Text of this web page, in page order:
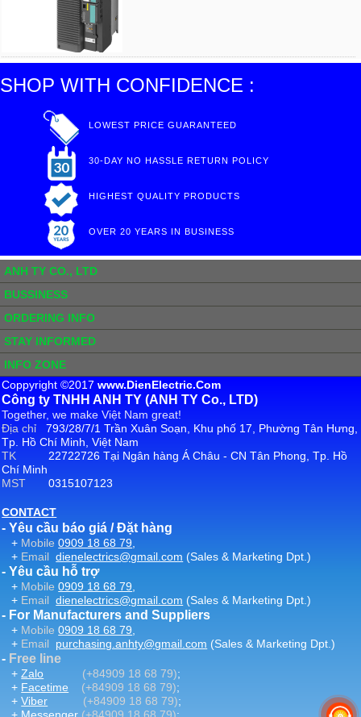
SHOP WITH CONFIDENCE :
LOWEST PRICE GUARANTEED
30-DAY NO HASSLE RETURN POLICY
HIGHEST QUALITY PRODUCTS
OVER 20 YEARS IN BUSINESS
ANH TY CO., LTD
BUSSINESS
ORDERING INFO
STAY INFORMED
INFO ZONE
Coppyright ©2017www.DienElectric.Com
Công ty TNHH ANH TY (ANH TY Co., LTD)
Together, we make Việt Nam great!
Địa chỉ793/28/7/1 Trần Xuân Soạn, Khu phố 17, Phường Tân Hưng,
Tp. Hồ Chí Minh, Việt Nam
TK 22722726 Tại Ngân hàng Á Châu - CN Tân Phong, Tp. Hồ
Chí Minh
MST0315107123
CONTACT
- Yêu cầu báo giá / Đặt hàng
+ Mobile 0909 18 68 79
+ Email dienelectrics@gmail.com (Sales & Marketing Dpt.)
- Yêu cầu hỗ trợ
+ Mobile 0909 18 68 79
+ Email dienelectrics@gmail.com (Sales & Marketing Dpt.)
- For Manufacturers and Suppliers
+ Mobile 0909 18 68 79
+ Email purchasing.anhty@gmail.com (Sales & Marketing Dpt.)
- Free line
+Zalo (+84909 18 68 79);
+ Facetime (+84909 18 68 79);
+Viber (+84909 18 68 79);